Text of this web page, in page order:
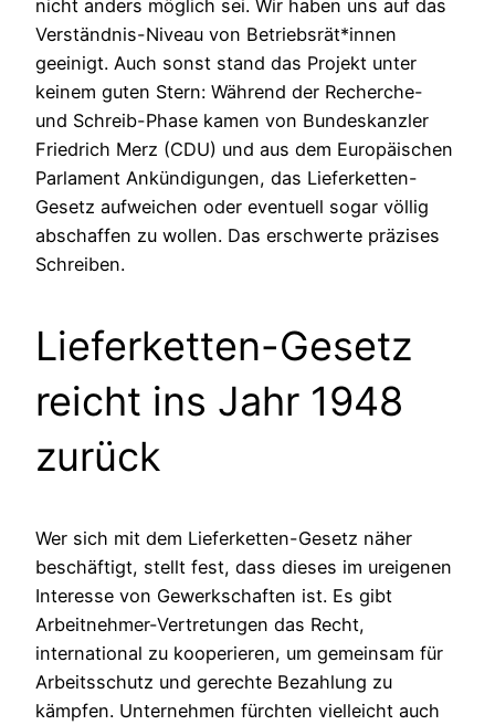
nicht anders möglich sei. Wir haben uns auf das
Verständnis-Niveau von Betriebsrät*innen
geeinigt. Auch sonst stand das Projekt unter
keinem guten Stern: Während der Recherche-
und Schreib-Phase kamen von Bundeskanzler
Friedrich Merz (CDU) und aus dem Europäischen
Parlament Ankündigungen, das Lieferketten-
Gesetz aufweichen oder eventuell sogar völlig
abschaffen zu wollen. Das erschwerte präzises
Schreiben.
Lieferketten-Gesetz
reicht ins Jahr 1948
zurück
Wer sich mit dem Lieferketten-Gesetz näher
beschäftigt, stellt fest, dass dieses im ureigenen
Interesse von Gewerkschaften ist. Es gibt
Arbeitnehmer-Vertretungen das Recht,
international zu kooperieren, um gemeinsam für
Arbeitsschutz und gerechte Bezahlung zu
kämpfen. Unternehmen fürchten vielleicht auch